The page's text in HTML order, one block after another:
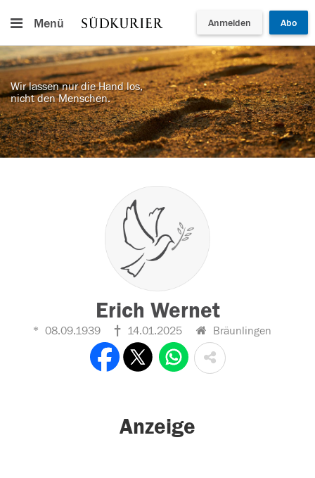
Menü Anmelden Abo
Wir lassen nur die Hand los,
nicht den Menschen.
Erich Wernet
08.09.1939 14.01.2025 Bräunlingen
Anzeige